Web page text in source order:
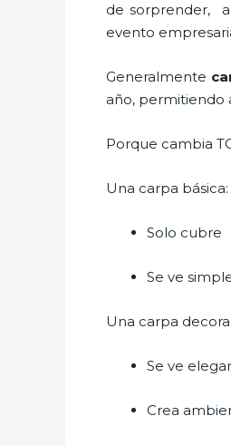
de sorprender,
evento
Generalmente
año, permitiendo
Porque cambia
Una carpa básica:
Solo cubre
Se ve
Una carpa
Se ve
Crea